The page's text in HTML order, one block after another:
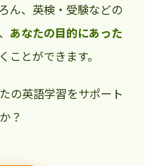
ん、英検・受験などの
あなたの目的にあった
ことができます。
の英語学習をサポート
？